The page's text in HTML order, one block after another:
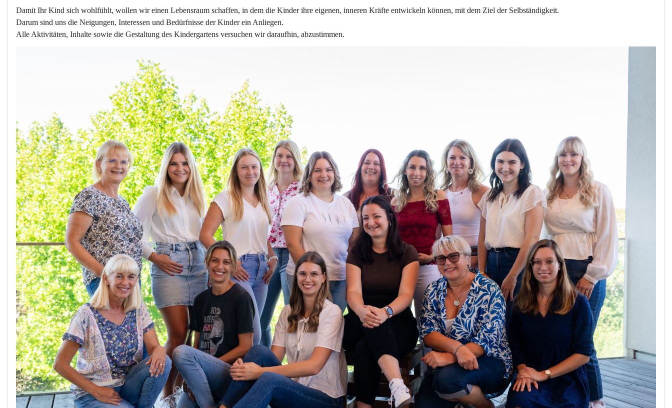
Damit Ihr Kind sich wohlfühlt, wollen wir einen Lebensraum schaffen, in dem die Kinder ihre eigenen, inneren Kräfte entwickeln können, mit dem Ziel der Selbständigkeit.
Darum sind uns die Neigungen, Interessen und Bedürfnisse der Kinder ein Anliegen.
Alle Aktivitäten, Inhalte sowie die Gestaltung des Kindergartens versuchen wir daraufhin, abzustimmen.